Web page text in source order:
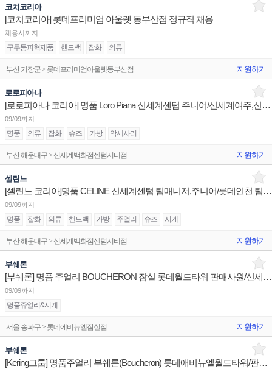
코치코리아
[코치코리아] 롯데프리미엄 아울렛 동부산점 정규직 채용
채용시까지
구두등피혁제품 핸드백 잡화 의류
부산 기장군 > 롯데프리미엄아울렛동부산점 지원하기
로로피아나
[로로피아나 코리아] 명품 Loro Piana 신세계센텀 주니어/신세계여주,신세계대구 부매니저 채용
09/09까지
명품 의류 잡화 슈즈 가방 악세사리
부산 해운대구 > 신세계백화점센텀시티점 지원하기
셀린느
[셀린느 코리아]명품 CELINE 신세계센텀 팀매니저,주니어/롯데인천 팀매니저 채용
09/09까지
명품 잡화 의류 핸드백 가방 주얼리 슈즈 시계
부산 해운대구 > 신세계백화점센텀시티점 지원하기
부쉐론
[부쉐론] 명품 주얼리 BOUCHERON 잠실 롯데월드타워 판매사원/신세계센텀 점장/신세계대전 Admin
09/09까지
명품쥬얼리&시계
서울 송파구 > 롯데에비뉴엘잠실점 지원하기
부쉐론
[Kering그룹] 명품주얼리 부쉐론(Boucheron) 롯데애비뉴엘월드타워/판매사원 신세계센텀/점장 채용